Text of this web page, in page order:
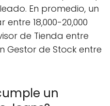
En promedio, un
18,000-20,000
de Tienda entre
Gestor de Stock entre
un